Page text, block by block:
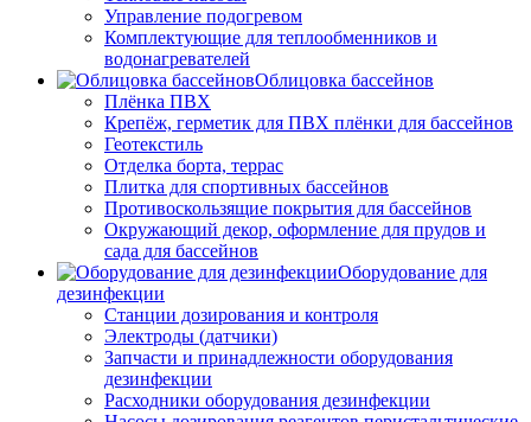
Управление подогревом
Комплектующие для теплообменников и
водонагревателей
Облицовка бассейнов
Плёнка ПВХ
Крепёж, герметик для ПВХ плёнки для бассейнов
Геотекстиль
Отделка борта, террас
Плитка для спортивных бассейнов
Противоскользящие покрытия для бассейнов
Окружающий декор, оформление для прудов и
сада для бассейнов
Оборудование для
дезинфекции
Станции дозирования и контроля
Электроды (датчики)
Запчасти и принадлежности оборудования
дезинфекции
Расходники оборудования дезинфекции